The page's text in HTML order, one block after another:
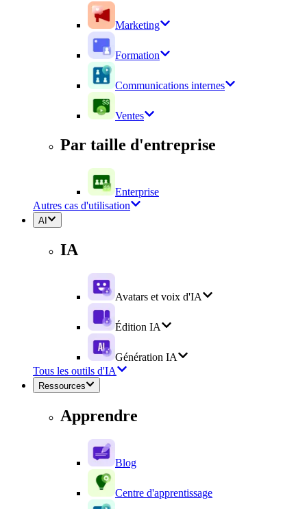
Marketing
Formation
Communications internes
Ventes
Par taille d'entreprise
Enterprise
Autres cas d'utilisation
AI
IA
Avatars et voix d'IA
Édition IA
Génération IA
Tous les outils d'IA
Ressources
Apprendre
Blog
Centre d'apprentissage